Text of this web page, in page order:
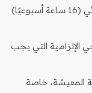
يُسمح للطلاب الدوليين بالعمل بدوام جزئي (16 ساعة أسبوعيًا)
الإلزامية التي يجب
المعيشة، خاصة